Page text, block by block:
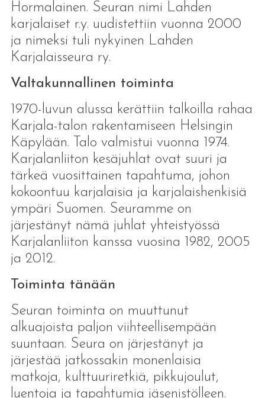
Hormalainen. Seuran nimi Lahden
karjalaiset r.y. uudistettiin vuonna 2000
ja nimeksi tuli nykyinen Lahden
Karjalaisseura ry.
Valtakunnallinen toiminta
1970-luvun alussa kerättiin talkoilla rahaa
Karjala-talon rakentamiseen Helsingin
Käpylään. Talo valmistui vuonna 1974.
Karjalanliiton kesäjuhlat ovat suuri ja
tärkeä vuosittainen tapahtuma, johon
kokoontuu karjalaisia ja karjalaishenkisiä
ympäri Suomen. Seuramme on
järjestänyt nämä juhlat yhteistyössä
Karjalanliiton kanssa vuosina 1982, 2005
ja 2012.
Toiminta tänään
Seuran toiminta on muuttunut
alkuajoista paljon viihteellisempään
suuntaan. Seura on järjestänyt ja
järjestää jatkossakin monenlaisia
matkoja, kulttuuriretkiä, pikkujoulut,
luentoja ja tapahtumia jäsenistölleen.